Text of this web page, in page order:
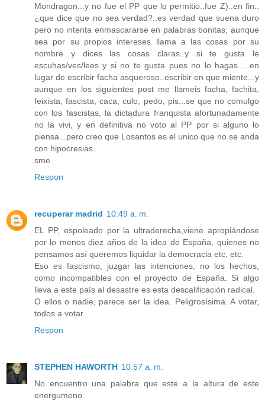
Mondragon...y no fue el PP que lo permitio..fue Z)..en fin..
¿que dice que no sea verdad?..es verdad que suena duro
pero no intenta enmascararse en palabras bonitas; aunque
sea por su propios intereses llama a las cosas por su
nombre y dices las cosas claras..y si te gusta le
escuhas/ves/lees y si no te gusta pues no lo hagas.....en
lugar de escribir facha asqueroso..escribir en que miente...y
aunque en los siguientes post me llameis facha, fachita,
feixista, fascista, caca, culo, pedo, pis...se que no comulgo
con los fascistas, la dictadura franquista afortunadamente
no la vivi, y en definitiva no voto al PP por si alguno lo
piensa...pero creo que Losantos es el unico que no se anda
con hipocresias.
sme
Respon
recuperar madrid 10:49 a. m.
EL PP, espoleado por la ultraderecha,viene apropiándose
por lo menos diez años de la idea de España, quienes no
pensamos así queremos liquidar la democracia etc, etc.
Eso es fascismo, juzgar las intenciones, no los hechos,
como incompatibles con el proyecto de España. Si algo
lleva a este país al desastre es esta descalificación radical.
O ellos o nadie, parece ser la idea. Peligrosísima. A votar,
todos a votar.
Respon
STEPHEN HAWORTH 10:57 a. m.
No encuentro una palabra que este a la altura de este
energumeno.